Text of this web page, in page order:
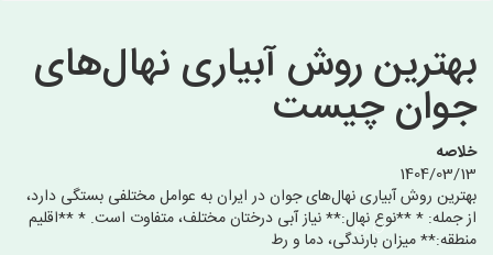
نهال های زینتی،غیرمثمر
نهال های کمیاب،خاص
نهالستان های شهرها
بهترین روش آبیاری نهال‌های
جوان چیست
خلاصه
1404/03/13
بهترین روش آبیاری نهال‌های جوان در ایران به عوامل مختلفی بستگی دارد،
از جمله: * **نوع نهال:** نیاز آبی درختان مختلف، متفاوت است. * **اقلیم
منطقه:** میزان بارندگی، دما و رط